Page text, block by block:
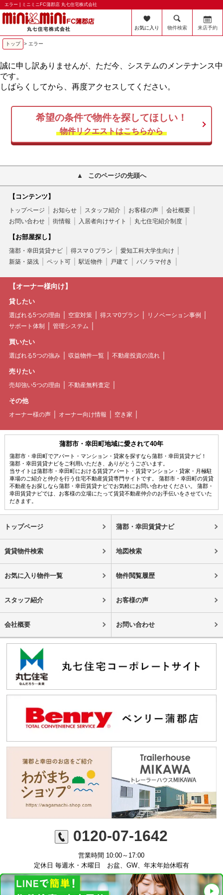
エラー | ミニミニFC蒲郡店 丸七住宅株式会社
お気に入り 物件検索 来店予約
トップ > エラー
誠に申し訳ありませんが、ただ今、システムのメンテナンス中
です。
しばらくしてから、再度アクセスしてください。
希望の条件で物件を探してほしい！
物件リクエストはこちらから
このページの先頭へ
【コンテンツ】
トップページ お知らせ スタッフ紹介 お客様の声
会社概要
お問い合わせ
街情報 入居者向けサイト 丸七住宅紹介制度
【お部屋探し】
蒲郡・幸田賃貸ナビ 得スマ０プラン
愛知工科大学生向け
新築・築浅
ペット可 駅近物件 戸建て パノラマ付き
【オーナー様向け】
貸したい
選ばれる5つの理由 空室対策 得スマ0プラン
リノベーション事例
サポート体制
管理システム
買いたい
選ばれる5つの強み 収益物件一覧 不動産投資の流れ
売りたい
売却強い5つの理由 不動産無料査定
その他
オーナー様の声 オーナー向け情報 空き家
蒲郡市・幸田町地域に愛されて40年
蒲郡市・幸田町でアパート・マンション・貸家を探すなら蒲郡・幸田賃貸ナビ！
蒲郡・幸田賃貸ナビをご利用いただき、ありがとうございます。
当サイトは蒲郡市・幸田町における賃貸アパート・賃貸マンション・貸家・月極駐
車場のご紹介と仲介を行う住宅不動産賃貸専門サイトです。 蒲郡市・幸田町の賃貸
不動産をお探しなら蒲郡・幸田賃貸ナビでお気軽にお問い合わせください。 蒲郡・
幸田賃貸ナビでは、お客様の立場にたって賃貸不動産仲介のお手伝いをさせていた
だきます。
トップページ 蒲郡・幸田賃貸ナビ
賃貸物件検索 地図検索
お気に入り物件一覧 物件閲覧履歴
スタッフ紹介 お客様の声
会社概要 お問い合わせ
0120-07-1642
営業時間 10:00～17:00
定休日 毎週水・木曜日 お盆、GW、年末年始休暇有